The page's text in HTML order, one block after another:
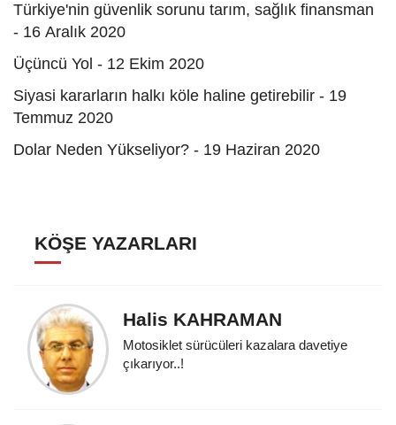
Türkiye'nin güvenlik sorunu tarım, sağlık finansman
- 16 Aralık 2020
Üçüncü Yol - 12 Ekim 2020
Siyasi kararların halkı köle haline getirebilir - 19
Temmuz 2020
Dolar Neden Yükseliyor? - 19 Haziran 2020
KÖŞE YAZARLARI
Halis KAHRAMAN
Motosiklet sürücüleri kazalara davetiye
çıkarıyor..!